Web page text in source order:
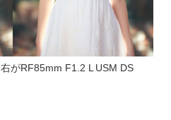
がRF85mm F1.2 L USM DS